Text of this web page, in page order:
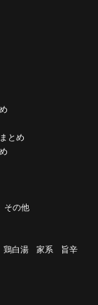
とめ
その他
鶏白湯 家系
旨辛